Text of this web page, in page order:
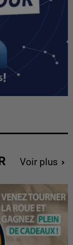
Voir plus